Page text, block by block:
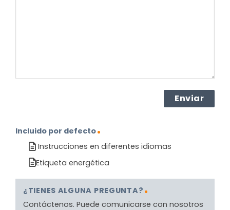
Incluido por defecto
Instrucciones en diferentes idiomas
Etiqueta energética
¿TIENES ALGUNA PREGUNTA?
Contáctenos. Puede comunicarse con nosotros